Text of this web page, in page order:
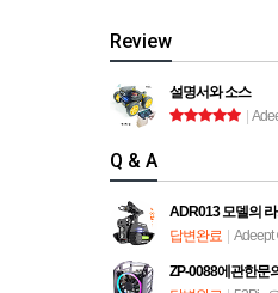
Review
설명서와 소스
| Adeept
Q & A
답변완료 | Adeept 어딥트
ZP-0088에관한문